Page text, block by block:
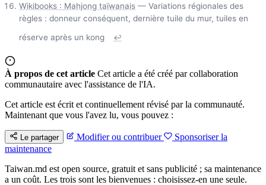
Wikibooks : Mahjong taïwanais — Variations régionales des
règles : donneur conséquent, dernière tuile du mur, tuiles en
réserve après un kong
↩
À propos de cet article Cet article a été créé par collaboration
communautaire avec l'assistance de l'IA.
Cet article est écrit et continuellement révisé par la communauté.
Maintenant que vous l'avez lu, vous pouvez :
Le partager Modifier ou contribuer
Sponsoriser la
maintenance
Taiwan.md est open source, gratuit et sans publicité ; sa maintenance
a un coût. Les trois sont les bienvenues : choisissez-en une seule.